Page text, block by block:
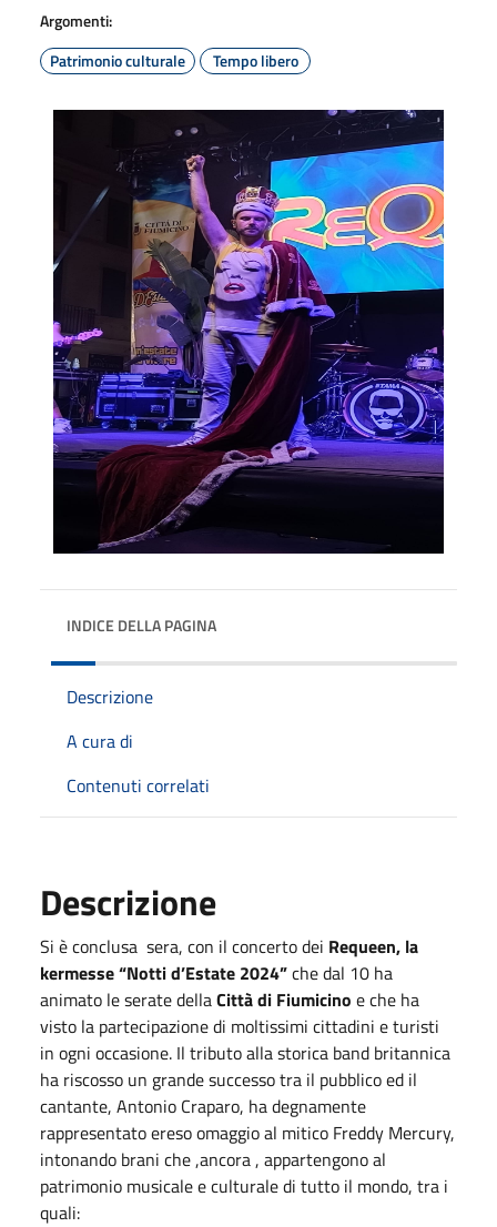
Argomenti:
Patrimonio culturale
Tempo libero
INDICE DELLA PAGINA
Descrizione
A cura di
Contenuti correlati
Descrizione
Si è conclusa sera, con il concerto dei Requeen, la
kermesse “Notti d’Estate 2024”che dal 10 ha
animato le serate dellaCittà di Fiumicino e che ha
visto la partecipazione di moltissimi cittadini e turisti
in ogni occasione. Il tributo alla storica band britannica
ha riscosso un grande successo tra il pubblico ed il
cantante, Antonio Craparo, ha degnamente
rappresentato ereso omaggio al mitico Freddy Mercury,
intonando brani che ,ancora , appartengono al
patrimonio musicale e culturale di tutto il mondo, tra i
quali: